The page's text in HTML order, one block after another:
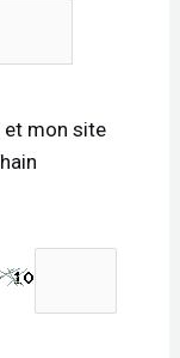
et mon site